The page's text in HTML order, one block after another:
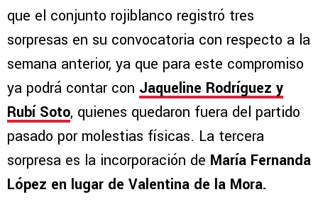
que el conjunto rojiblanco registró tres
sorpresas en su convocatoria con respecto a la
semana anterior, ya que para este compromiso
ya podrá contar con Jaqueline Rodríguez y
Rubí Soto, quienes quedaron fuera del partido
pasado por molestias físicas. La tercera
sorpresa es la incorporación de María Fernanda
López en lugar de Valentina de la Mora.